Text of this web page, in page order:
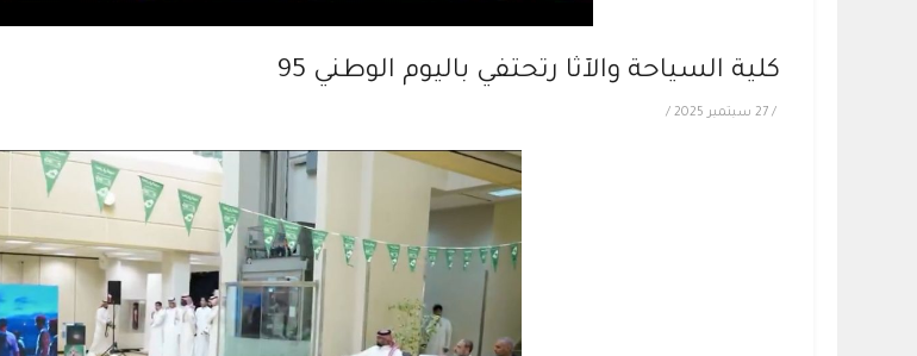
كلية السياحة والآثا رتحتفي باليوم الوطني 95
/ 27 سبتمبر 2025 /